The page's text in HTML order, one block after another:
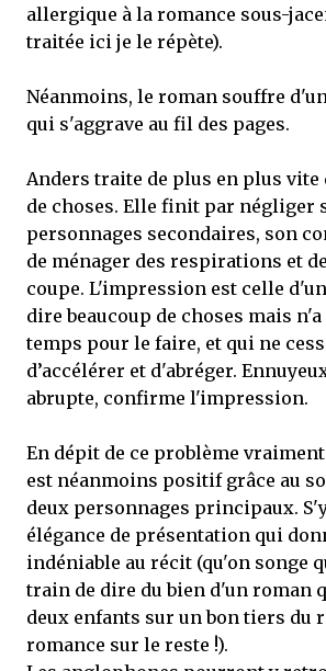
allergique à la romance sous-
traitée ici je le répète).
Néanmoins, le roman souffre
qui s'aggrave au fil des pages.
Anders traite de plus en plus vite
de choses. Elle finit par négliger
personnages secondaires, son
de ménager des respirations et
coupe. L'impression est celle
dire beaucoup de choses mais n'a
temps pour le faire, et qui ne
d’accélérer et d'abréger.
abrupte, confirme l'impression.
En dépit de ce problème
est néanmoins positif grâce au
deux personnages principaux.
élégance de présentation qui
indéniable au récit (qu'on songe
train de dire du bien d'un roman
deux enfants sur un bon tiers du
romance sur le reste !).